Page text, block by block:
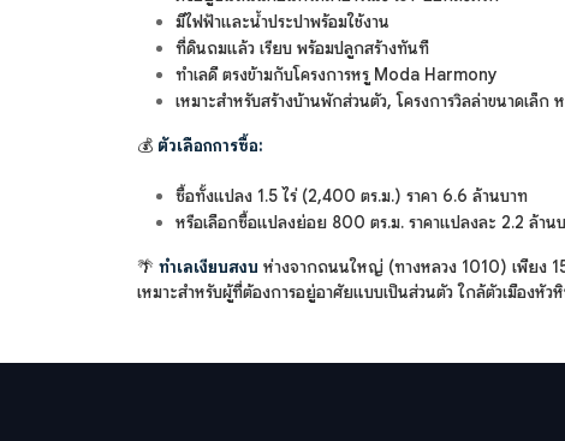
มีไฟฟ้าและน้ำประปาพร้อมใช้งาน
ที่ดินถมแล้ว เรียบ พร้อมปลูกสร้างทันที
ทำเลดี ตรงข้ามกับโครงการหรู Moda Harmony
เหมาะสำหรับสร้างบ้านพักส่วนตัว, โครงการวิลล่าขนาดเล็ก
💰 ตัวเลือกการซื้อ:
ซื้อทั้งแปลง 1.5 ไร่ (2,400 ตร.ม.) ราคา 6.6 ล้านบาท
หรือเลือกซื้อแปลงย่อย 800 ตร.ม. ราคาแปลงละ 2.2 ล้าน
🌴 ทำเลเงียบสงบ ห่างจากถนนใหญ่ (ทางหลวง 1010) เพียง
เหมาะสำหรับผู้ที่ต้องการอยู่อาศัยแบบเป็นส่วนตัว ใกล้ตัวเมืองหั